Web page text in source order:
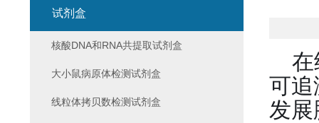
在
可追
发展
试剂盒
核酸DNA和RNA共提取试剂盒
大小鼠病原体检测试剂盒
线粒体拷贝数检测试剂盒